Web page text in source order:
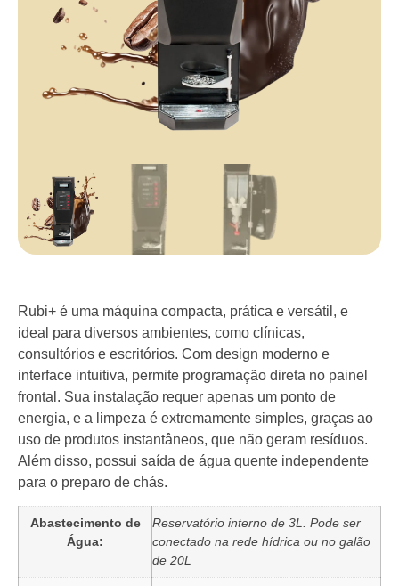
Rubi+ é uma máquina compacta, prática e versátil, e
ideal para diversos ambientes, como clínicas,
consultórios e escritórios. Com design moderno e
interface intuitiva, permite programação direta no painel
frontal. Sua instalação requer apenas um ponto de
energia, e a limpeza é extremamente simples, graças ao
uso de produtos instantâneos, que não geram resíduos.
Além disso, possui saída de água quente independente
para o preparo de chás.
Abastecimento de
Água:
Reservatório interno de 3L. Pode ser
conectado na rede hídrica ou no galão
de 20L